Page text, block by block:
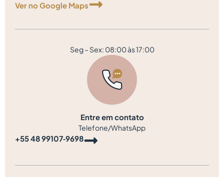
Ver no Google Maps
Seg – Sex: 08:00 às 17:00
Entre em contato
Telefone/WhatsApp
‪+55 48 99107‑9698‬